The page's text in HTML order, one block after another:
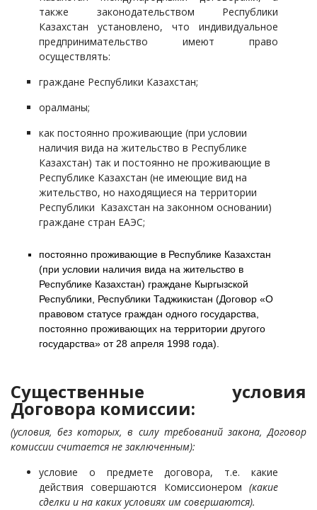
также законодательством Республики
Казахстан установлено, что индивидуальное
предпринимательство имеют право
осуществлять:
граждане Республики Казахстан;
оралманы;
как постоянно проживающие (при условии
наличия вида на жительство в Республике
Казахстан) так и постоянно не проживающие в
Республике Казахстан (не имеющие вид на
жительство, но находящиеся на территории
Республики Казахстан на законном основании)
граждане стран ЕАЭС;
постоянно проживающие в Республике Казахстан
(при условии наличия вида на жительство в
Республике Казахстан) граждане Кыргызской
Республики, Республики Таджикистан (Договор «О
правовом статусе граждан одного государства,
постоянно проживающих на территории другого
государства» от 28 апреля 1998 года).
Существенные условия
Договора комиссии:
(условия, без которых, в силу требований закона, Договор
комиссии считается не заключенным):
условие о предмете договора, т.е. какие
действия совершаются Комиссионером (какие
сделки и на каких условиях им совершаются).